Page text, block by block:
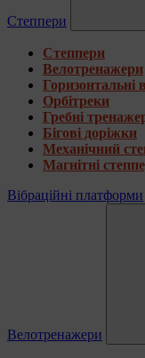
Степпери
Степпери
Велотренажери
Горизонтальні
Орбітреки
Гребні
Бігові доріжки
Механічний
Магнітні
Вібраційні платформи
Велотренажери